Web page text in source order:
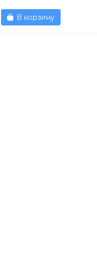
В корзину